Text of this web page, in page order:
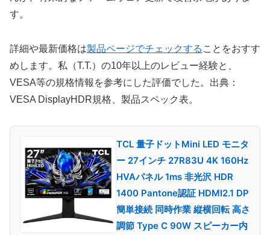
す。
詳細や最新価格は製品ページでチェックする ことをおすす
めします。私（T.T.）の10年以上のレビュー経験と、
VESA等の規格情報を参考にした評価でした。出典：
VESA DisplayHDR規格、製品スペック表。
TCL 量子ドットMini LED モニタ
ー 27インチ 27R83U 4K 160Hz
HVAパネル 1ms 非光沢 HDR
1400 Pantone認証 HDMI2.1 DP
簡単接続 同時作業 縦横回転 高さ
調節 Type C 90W スピーカー内